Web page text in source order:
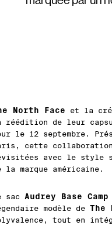
North Face et la
réédition de leur
le 12 septembre.
cette collaboration
avec le style
la marque américaine.
sac Audrey Base
modèle de The
tout en